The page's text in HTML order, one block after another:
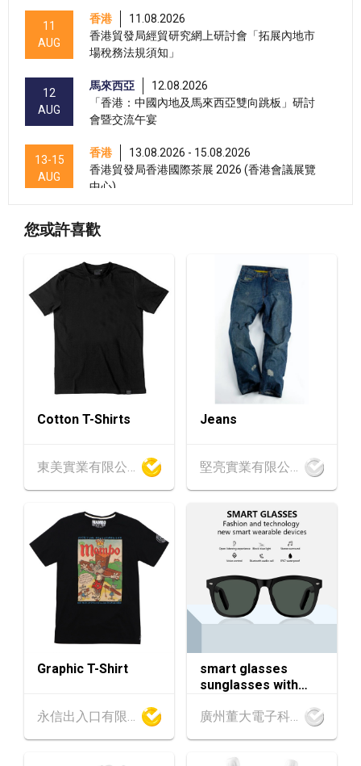
11
AUG
香港
11.08.2026
香港貿發局經貿研究網上研討會「拓展內地市
場稅務法規須知」
12
AUG
馬來西亞
12.08.2026
「香港：中國內地及馬來西亞雙向跳板」研討
會暨交流午宴
13-15
AUG
香港
13.08.2026 - 15.08.2026
香港貿發局香港國際茶展 2026 (香港會議展覽
中心)
13-17
香港
香港貿發局家電‧家居‧博覽 2026 (香港會議展
13-15
AUG
13.08.2026 - 15.08.2026
國際現代化中醫藥及健康產品會議 2026 (香港
會議展覽中心)
AUG
13.08.2026 - 17.08.2026
香港貿發局美與健生活博覽 2026 (香港會議展
覽中心)
13-15
香港
13.08.2026 - 15.08.2026
13-17
香港
13.08.2026 - 17.08.2026
香港貿發局美食博覽 2026 (香港會議展覽中心)
25-27
AUG
中國內地
25.08.2026 - 27.08.2026
中國國際紡織⾯料及輔料（秋冬）博覽會 (202
6年8月25至27日)
1-5
SEP
01.09.2026 - 05.09.2026
國際名表薈萃 2026 (香港會議展覽中心)
SEP
01.09.2026 - 05.09.2026
心)
02.09.2026 - 05.09.2026
您或許喜歡
Cotton T-Shirts
東美實業有限公司
Jeans
堅亮實業有限公司
Graphic T-Shirt
永信出入口有限公司
smart glasses
sunglasses with
廣州董大電子科技有限公司